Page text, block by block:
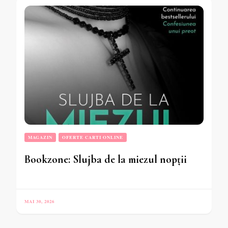
MAGAZIN OFERTE CARTI ONLINE
Bookzone: Slujba de la miezul nopții
MAI 30, 2026